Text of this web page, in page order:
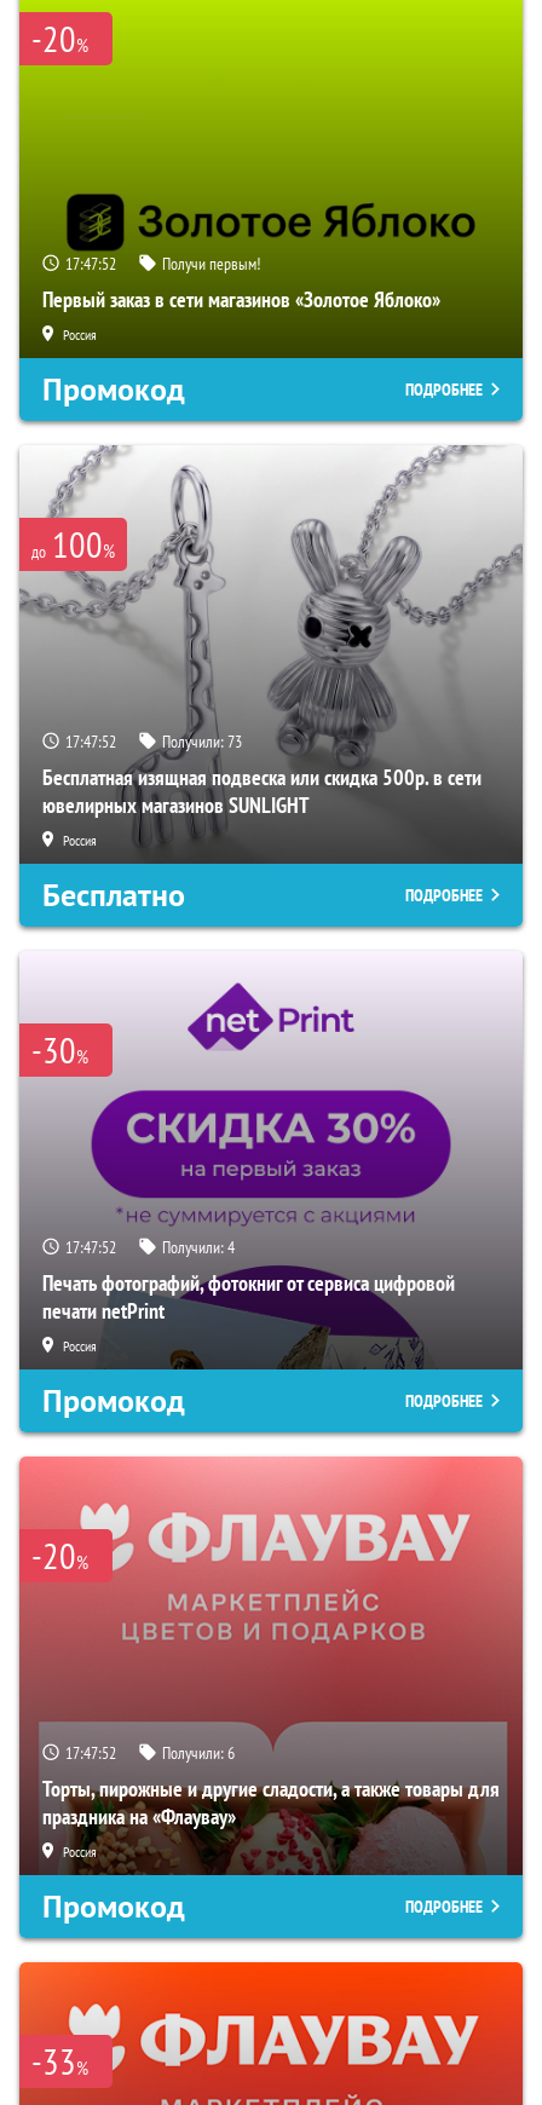
-20%
17:47:51 Получи первым!
Первый заказ в сети магазинов «Золотое Яблоко»
Россия
Промокод ПОДРОБНЕЕ
до 100%
17:47:51 Получили:73
Бесплатная изящная подвеска или скидка 500р. в сети
ювелирных магазинов SUNLIGHT
Россия
Бесплатно ПОДРОБНЕЕ
-30%
17:47:51 Получили:4
Печать фотографий, фотокниг от сервиса цифровой
печати netPrint
Россия
Промокод ПОДРОБНЕЕ
-20%
17:47:51 Получили:6
Торты, пирожные и другие сладости, а также товары для
праздника на «Флаувау»
Россия
Промокод ПОДРОБНЕЕ
-33%